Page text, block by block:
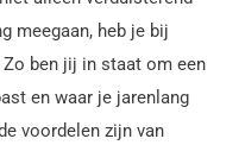
meegaan, heb je bij
ben jij in staat om een
en waar je jarenlang
voordelen zijn van